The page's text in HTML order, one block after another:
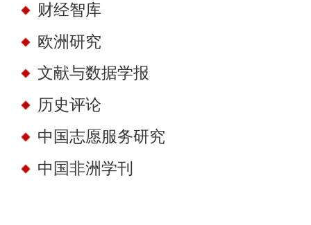
财经智库
欧洲研究
文献与数据学报
历史评论
中国志愿服务研究
中国非洲学刊